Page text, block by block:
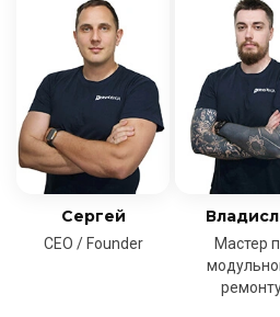
Сергей
CEO / Founder
Мастер